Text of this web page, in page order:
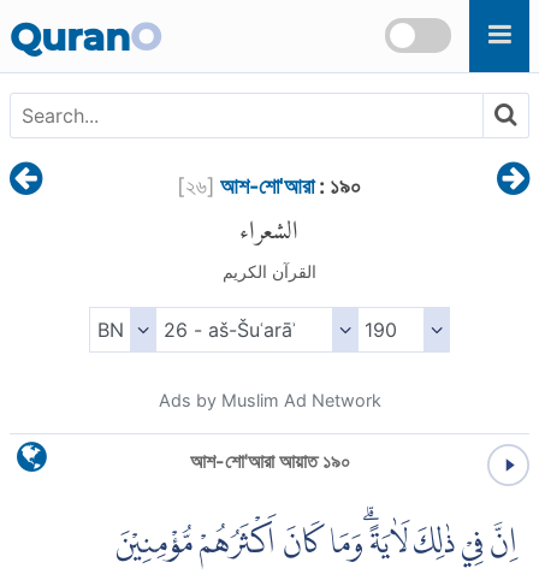
QuranO
[২৬] আশ-শো'আরা: ১৯০
الشعراء
القرآن الكريم
Ads by Muslim Ad Network
আশ-শো'আরা আয়াত ১৯০
اِنَّ فِيْ ذٰلِكَ لَاٰيَةً ۗوَمَا كَانَ اَكْثَرُهُمْ مُّؤْمِنِيْنَ